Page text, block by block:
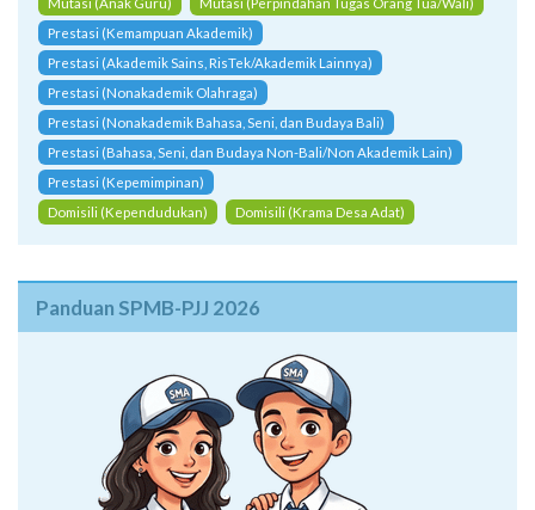
Prestasi (Kemampuan Akademik)
Prestasi (Akademik Sains, RisTek/Akademik Lainnya)
Prestasi (Nonakademik Olahraga)
Prestasi (Nonakademik Bahasa, Seni, dan Budaya Bali)
Prestasi (Bahasa, Seni, dan Budaya Non-Bali/Non Akademik Lain)
Prestasi (Kepemimpinan)
Domisili (Kependudukan)
Domisili (Krama Desa Adat)
Panduan SPMB-PJJ 2026